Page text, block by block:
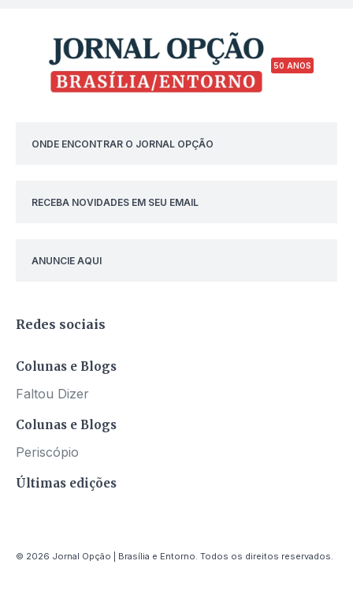
50 ANOS
ONDE ENCONTRAR O JORNAL OPÇÃO
RECEBA NOVIDADES EM SEU EMAIL
ANUNCIE AQUI
Redes sociais
Colunas e Blogs
Faltou Dizer
Colunas e Blogs
Periscópio
Últimas edições
© 2026 Jornal Opção | Brasília e Entorno. Todos os direitos reservados.